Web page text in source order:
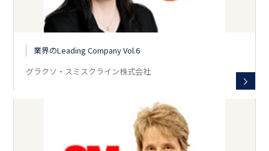
業界のLeading Company Vol.6
グラクソ・スミスクライン株式会社